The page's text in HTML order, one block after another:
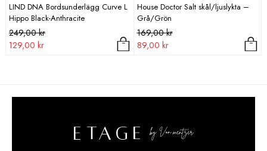
LIND DNA Bordsunderlägg Curve L
Hippo Black-Anthracite
249,00kr
Det
ursprungliga
129,00 kr
Det
nuvarande
House Doctor Salt skål/ljuslykta –
Grå/Grön
169,00kr
Det
ursprungliga
89,00 kr
Det
nuvarande